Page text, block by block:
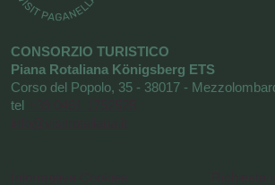
CONSORZIO TURISTICO
Piana Rotaliana Königsberg ETS
Corso del Popolo, 35 - 38017 -
tel